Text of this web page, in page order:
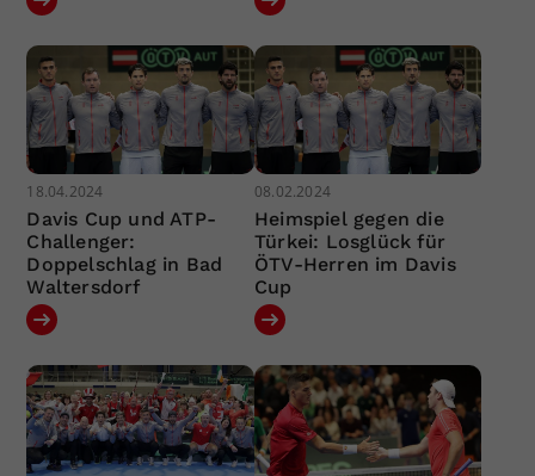
18.04.2024
Davis Cup und ATP-
Challenger:
Doppelschlag in Bad
Waltersdorf
08.02.2024
Heimspiel gegen die
Türkei: Losglück für
ÖTV-Herren im Davis
Cup